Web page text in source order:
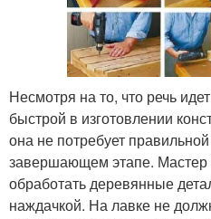
Несмотря на то, что речь
быстрой в изготовлении
она не потребует
завершающем этапе. Мастер
обработать деревянные
наждачкой. На лавке не